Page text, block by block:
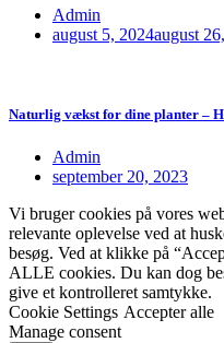
Admin
august 5, 2024august
Naturlig vækst for dine planter –
Admin
september 20, 2023
Vi bruger cookies på vores
relevante oplevelse ved at
besøg. Ved at klikke på
ALLE cookies. Du kan dog
give et kontrolleret samtykke.
Cookie Settings Accepter alle
Manage consent